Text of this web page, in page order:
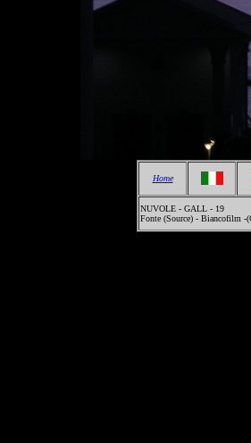
Home
NUVOLE - GALL - 19
Fonte (Source) - Biancofilm -